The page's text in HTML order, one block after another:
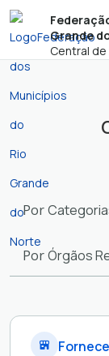
Grande
Central
Por
PorÓrgãos